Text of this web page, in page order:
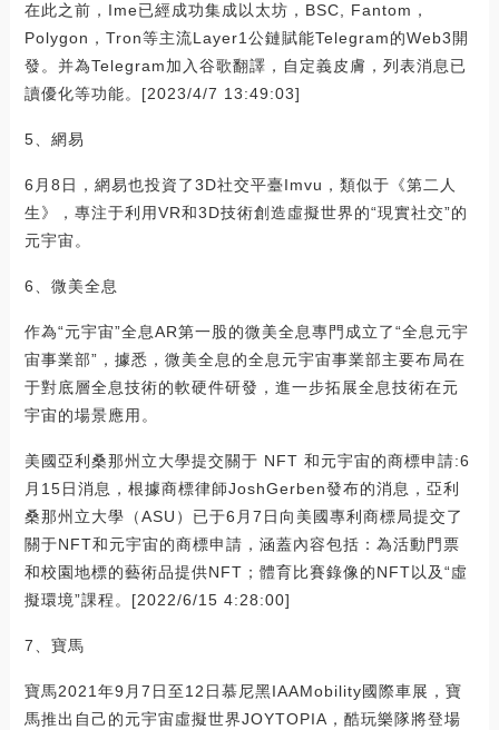
在此之前，Ime已經成功集成以太坊，BSC, Fantom，
Polygon，Tron等主流Layer1公鏈賦能Telegram的Web3開
發。并為Telegram加入谷歌翻譯，自定義皮膚，列表消息已
讀優化等功能。[2023/4/7 13:49:03]
5、網易
6月8日，網易也投資了3D社交平臺Imvu，類似于《第二人
生》，專注于利用VR和3D技術創造虛擬世界的“現實社交”的
元宇宙。
6、微美全息
作為“元宇宙”全息AR第一股的微美全息專門成立了“全息元宇
宙事業部”，據悉，微美全息的全息元宇宙事業部主要布局在
于對底層全息技術的軟硬件研發，進一步拓展全息技術在元
宇宙的場景應用。
美國亞利桑那州立大學提交關于 NFT 和元宇宙的商標申請:6
月15日消息，根據商標律師JoshGerben發布的消息，亞利
桑那州立大學（ASU）已于6月7日向美國專利商標局提交了
關于NFT和元宇宙的商標申請，涵蓋內容包括：為活動門票
和校園地標的藝術品提供NFT；體育比賽錄像的NFT以及“虛
擬環境”課程。[2022/6/15 4:28:00]
7、寶馬
寶馬2021年9月7日至12日慕尼黑IAAMobility國際車展，寶
馬推出自己的元宇宙虛擬世界JOYTOPIA，酷玩樂隊將登場